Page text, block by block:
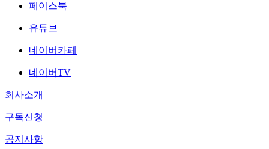
페이스북
유튜브
네이버카페
네이버TV
회사소개
구독신청
공지사항